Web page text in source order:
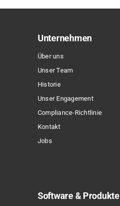
auf.
Optionen
gewählt
werden
Unternehmen
Über uns
Unser Team
Historie
Unser Engagement
Compliance-Richtlinie
Kontakt
Jobs
Software & Produkte